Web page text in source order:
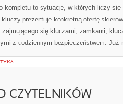
kompletu to sytuacje, w których liczy się
kluczy prezentuje konkretną ofertę
zajmującego się kluczami, zamkami,
z codziennym bezpieczeństwem.
CZYTELNIKÓW